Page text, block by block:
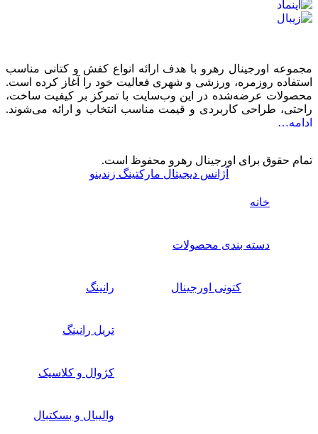
مجموعه اورجینال رهرو با هدف ارائه انواع کفش و کتانی مناسب
استفاده روزمره، ورزشی و شهری فعالیت خود را آغاز کرده است.
محصولات عرضه‌شده در این وب‌سایت با تمرکز بر کیفیت ساخت،
راحتی، طراحی کاربردی و قیمت مناسب انتخاب و ارائه می‌شوند.
ادامه…
تمام حقوق برای اورجینال رهرو محفوظ است.
آژانس دیجیتال مارکتینگ زندینو
خانه
دسته بندی محصولات
کتونی اورجینال رانینگ
تریل رانینگ
کژوال و کلاسیک
والیبال و بسکتبال